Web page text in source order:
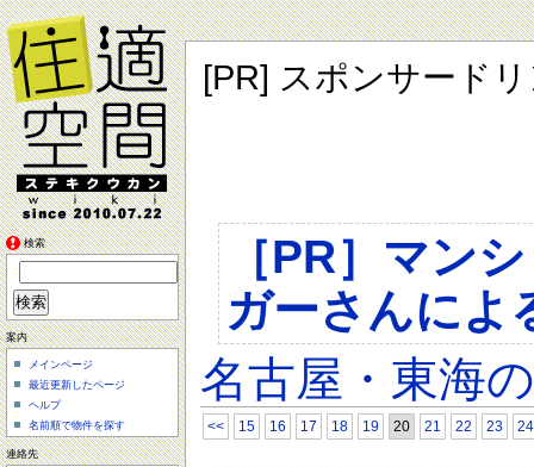
[PR] スポンサード
［PR］マン
ガーさんによ
名古屋・東海
<< 15 16 17 18 19 20 21 22 23 24
検索
案内
メインページ
最近更新したページ
ヘルプ
名前順で物件を探す
連絡先